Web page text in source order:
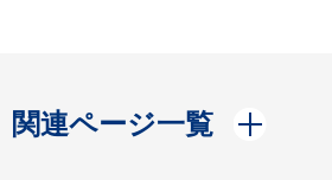
関連ページ一覧
開く